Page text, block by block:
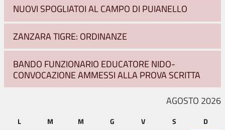
NUOVI SPOGLIATOI AL CAMPO DI PUIANELLO
ZANZARA TIGRE: ORDINANZE
BANDO FUNZIONARIO EDUCATORE NIDO-
CONVOCAZIONE AMMESSI ALLA PROVA SCRITTA
AGOSTO 2026
L M M G V S D